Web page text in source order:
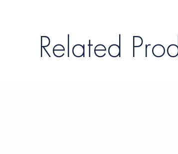
Related